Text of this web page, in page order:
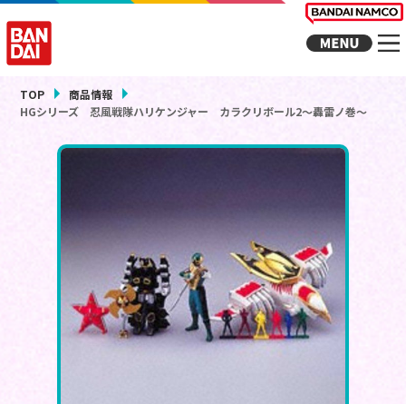
TOP
商品情報
HGシリーズ 忍風戦隊ハリケンジャー カラクリボール2～轟雷ノ巻～